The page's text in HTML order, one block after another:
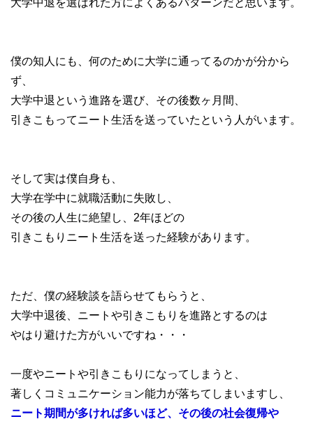
大学中退を選ばれた方によくあるパターンだと思います。
僕の知人にも、何のために大学に通ってるのかが分から
ず、
大学中退という進路を選び、その後数ヶ月間、
引きこもってニート生活を送っていたという人がいます。
そして実は僕自身も、
大学在学中に就職活動に失敗し、
その後の人生に絶望し、2年ほどの
引きこもりニート生活を送った経験があります。
ただ、僕の経験談を語らせてもらうと、
大学中退後、ニートや引きこもりを進路とするのは
やはり避けた方がいいですね・・・
一度やニートや引きこもりになってしまうと、
著しくコミュニケーション能力が落ちてしまいますし、
ニート期間が多ければ多いほど、その後の社会復帰や